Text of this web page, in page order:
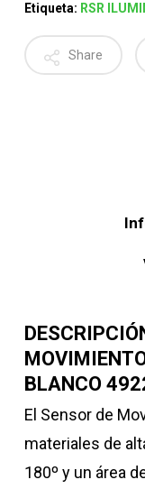
Etiqueta: RSR
Share
BLANCO
El Sensor de
materiales de
180º y un área